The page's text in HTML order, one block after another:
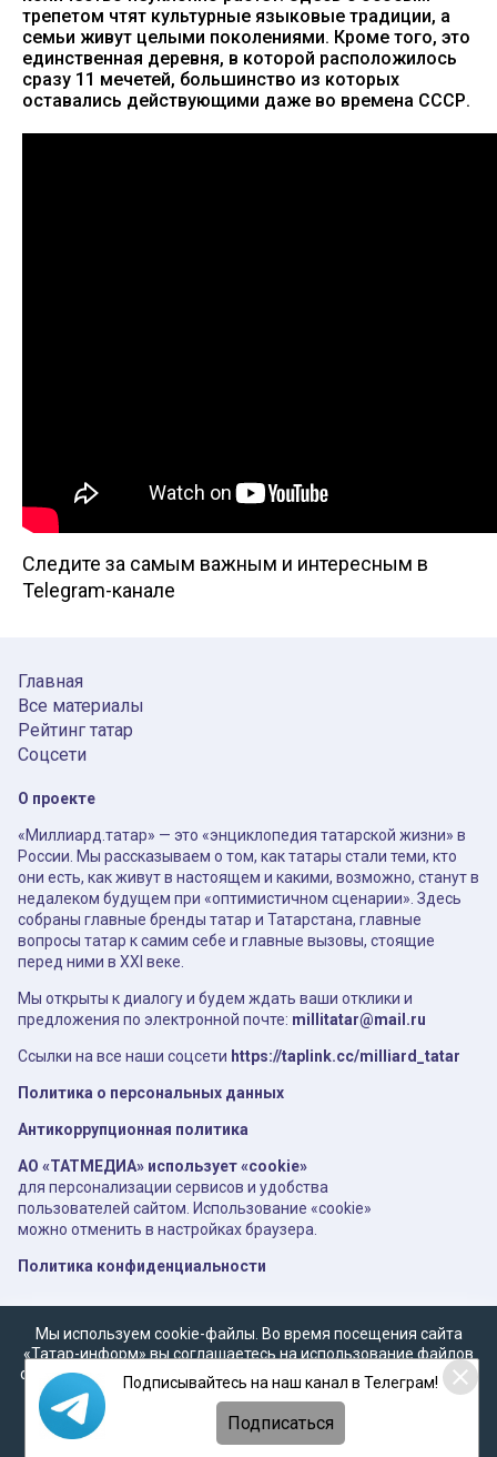
трепетом чтят культурные языковые традиции, а
семьи живут целыми поколениями. Кроме того, это
единственная деревня, в которой расположилось
сразу 11 мечетей, большинство из которых
оставались действующими даже во времена СССР.
Следите за самым важным и интересным в
Telegram-канале
Главная
Все материалы
Рейтинг татар
Соцсети
О проекте
«Миллиард.татар» — это «энциклопедия татарской жизни» в
России. Мы рассказываем о том, как татары стали теми, кто
они есть, как живут в настоящем и какими, возможно, станут в
недалеком будущем при «оптимистичном сценарии». Здесь
собраны главные бренды татар и Татарстана, главные
вопросы татар к самим себе и главные вызовы, стоящие
перед ними в XXI веке.
Мы открыты к диалогу и будем ждать ваши отклики и
предложения по электронной почте: millitatar@mail.ru
Ссылки на все наши соцсети https://taplink.cc/milliard_tatar
Политика о персональных данных
Антикоррупционная политика
АО «ТАТМЕДИА» использует «cookie»
для персонализации сервисов и удобства
пользователей сайтом. Использование «cookie»
можно отменить в настройках браузера.
Политика конфиденциальности
Мы используем cookie-файлы. Во время посещения сайта
«Татар-информ» вы соглашаетесь на использование файлов
cookie в соответствии с настоящим уведомлением, согласием
наобработку персональных данных,Политикой о
персональных данных
Политикой конфиденциальности
Подписывайтесь на наш канал в Телеграм!
Подписаться